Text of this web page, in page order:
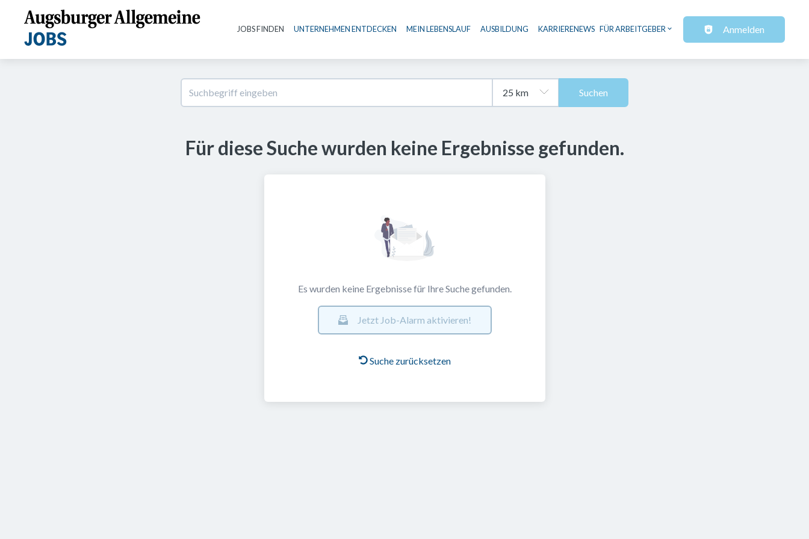
Haupt-Navigation
JOBS FINDEN UNTERNEHMEN ENTDECKEN MEIN LEBENSLAUF AUSBILDUNG KARRIERENEWS FÜR ARBEITGEBER Anmelden
Suchen
Für diese Suche wurden keine Ergebnisse gefunden.
Es wurden keine Ergebnisse für Ihre Suche gefunden.
Jetzt Job-Alarm aktivieren!
Suche zurücksetzen